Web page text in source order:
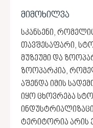
მიმოხილვა
სკანსენი,
თავშესაფარი,
მუზეუმი და
ზოოპარკია,
აშენდა იმის
იყო ცხოვრება
ტერიტორია არის